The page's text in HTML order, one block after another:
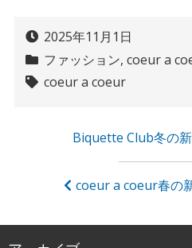
2025年11月1日
ファッション, coeur a
coeur a coeur
ゲ
Biquette Club冬の
coeur a coeur春の